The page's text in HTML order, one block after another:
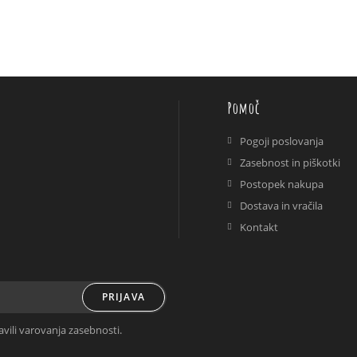
PRIJAVA
varovanja zasebnosti.
Pomoč
Pogoji poslovanja
Zasebnost in piškotki
Postopek nakupa
Dostava in vračila
Kontakt